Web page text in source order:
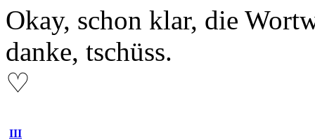
Okay, schon klar, die
danke, tschüss.
♡
III